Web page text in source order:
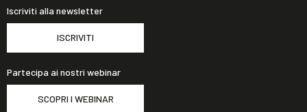
Iscriviti alla newsletter
ISCRIVITI
Partecipa ai nostri webinar
SCOPRI I WEBINAR